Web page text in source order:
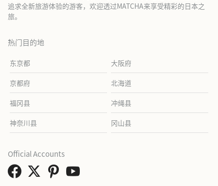
追求全新旅游体验的游客，欢迎透过MATCHA来享受精彩的日本之
旅。
热门目的地
东京都 大阪府
京都府 北海道
福冈县 冲绳县
神奈川县 冈山县
Official Accounts